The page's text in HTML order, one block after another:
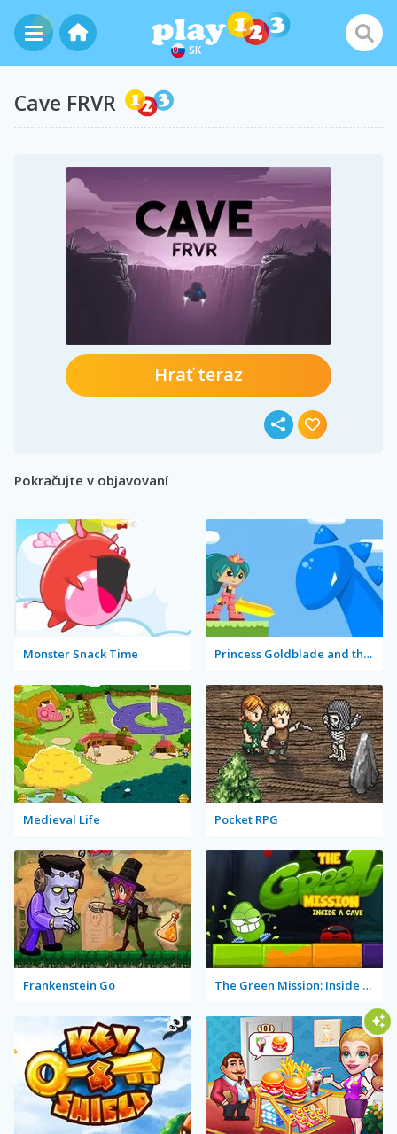
SK
Cave FRVR
Hrať teraz
Pokračujte v objavovaní
Monster Snack Time Princess Goldblade and the Dangerous Water
Medieval Life Pocket RPG
Frankenstein Go The Green Mission: Inside a Cave